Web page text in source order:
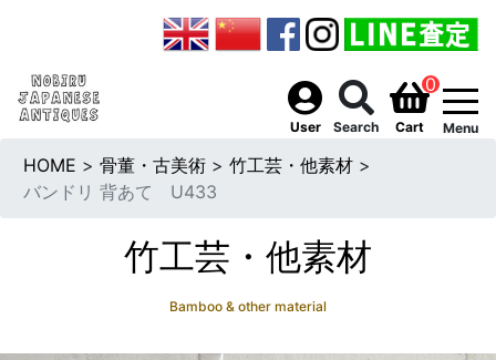
User Search
0
Cart Menu
HOME > 骨董・古美術 > 竹工芸・他素材 >
バンドリ 背あて U433
竹工芸・他素材
Bamboo & other material